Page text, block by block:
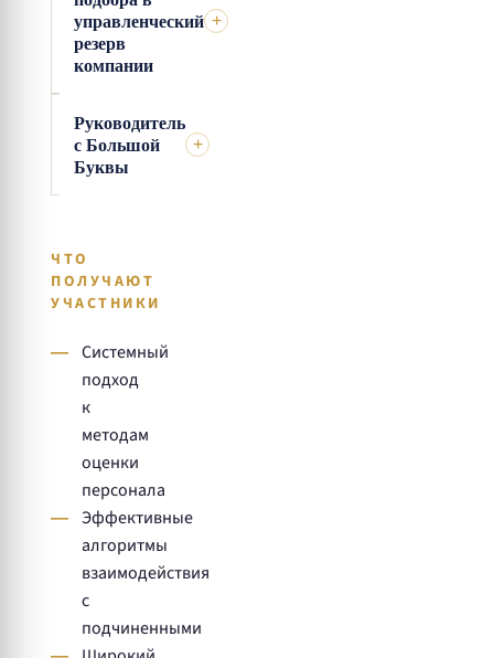
управленческий
резерв
компании
+
Руководитель
с Большой
Буквы
+
ЧТО
ПОЛУЧАЮТ
УЧАСТНИКИ
Системный
подход
к
методам
оценки
персонала
Эффективные
алгоритмы
взаимодействия
с
подчиненными